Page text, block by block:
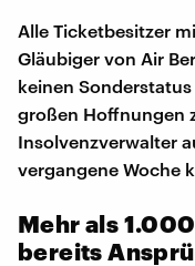
Alle Ticketbesitzer
Gläubiger von Air
keinen
großen Hoffnungen
Insolvenzverwalter
vergangene Woche
Mehr als
bereits